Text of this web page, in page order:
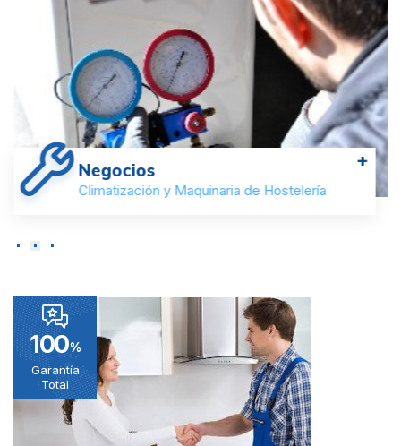
Negocios
Climatización y Maquinaria de Hostelería
+
100%
Garantía
Total